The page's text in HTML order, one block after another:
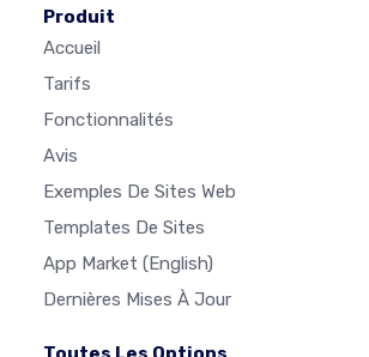
Produit
Accueil
Tarifs
Fonctionnalités
Avis
Exemples De Sites Web
Templates De Sites
App Market (English)
Dernières Mises À Jour